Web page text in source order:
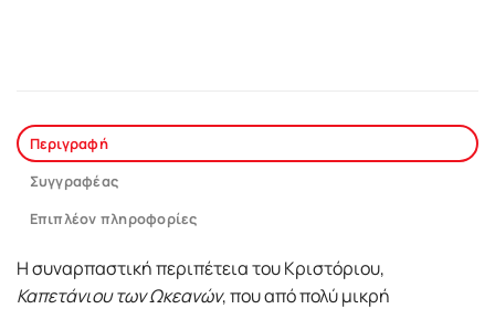
Περιγραφή
Συγγραφέας
Επιπλέον πληροφορίες
Η συναρπαστική περιπέτεια του Κριστόριου,
Καπετάνιου των Ωκεανών, που από πολύ μικρή